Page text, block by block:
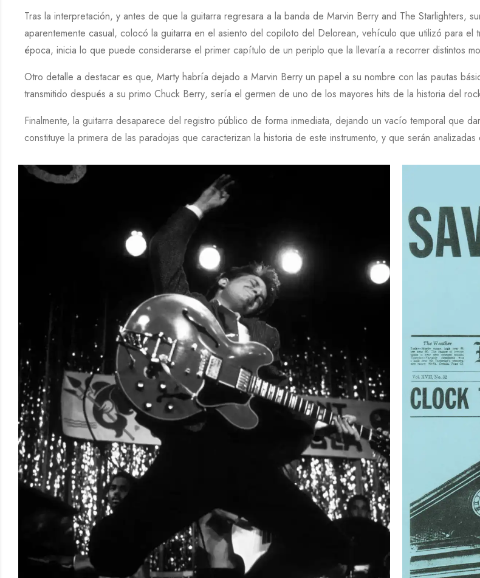
Tras la interpretación, y antes de que la guitarra regresara a la banda de Marvin Berry and The Starlighters,
aparentemente casual, colocó la guitarra en el asiento del copiloto del Delorean, vehículo que utilizó para el
época, inicia lo que puede considerarse el primer capítulo de un periplo que la llevaría a recorrer distintos
Otro detalle a destacar es que, Marty habría dejado a Marvin Berry un papel a su nombre con las pautas
transmitido después a su primo Chuck Berry, sería el germen de uno de los mayores hits de la historia del
Finalmente, la guitarra desaparece del registro público de forma inmediata, dejando un vacío temporal que
constituye la primera de las paradojas que caracterizan la historia de este instrumento, y que serán